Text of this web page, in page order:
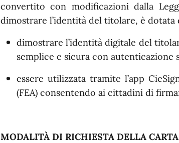
convertito con modificazioni dalla
dimostrare l’identità del titolare, è
dimostrare l’identità digitale del
semplice e sicura con autenticazione
essere utilizzata tramite l’app
(FEA) consentendo ai cittadini di
MODALITÀ DI RICHIESTA DELLA